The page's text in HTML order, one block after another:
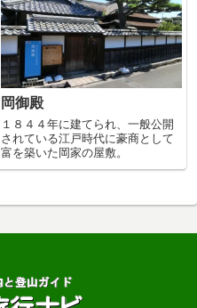
岡御殿
１８４４年に建てられ、一般公開
されている江戸時代に豪商として
富を築いた岡家の屋敷。